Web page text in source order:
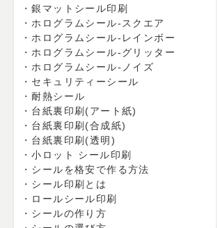
銀マットシール印刷
ホログラムシール-スクエア
ホログラムシール-レインボー
ホログラムシール-グリッター
ホログラムシール-ノイズ
セキュリティーシール
耐熱シール
台紙裏印刷(アート紙)
台紙裏印刷(合成紙)
台紙裏印刷(透明)
小ロット シール印刷
シールを格安で作る方法
シール印刷とは
ロールシール印刷
シールの作り方